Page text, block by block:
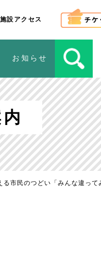
施設アクセス
お知らせ
る市民のつどい「みんな違っ